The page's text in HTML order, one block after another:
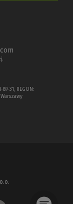
31, REGON: